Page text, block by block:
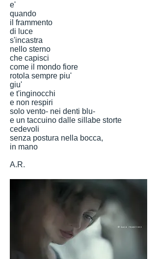
e'
quando
il frammento
di luce
s'incastra
nello sterno
che capisci
come il mondo fiore
rotola sempre piu'
giu'
e t'inginocchi
e non respiri
solo vento- nei denti blu-
e un taccuino dalle sillabe storte
cedevoli
senza postura nella bocca,
in mano
A.R.